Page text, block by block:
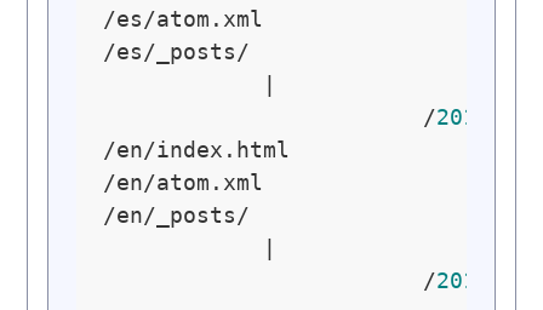
/es/atom.xml
/es/_posts/
            |
			/
2013
/en/index.html
/en/atom.xml
/en/_posts/
            |
			/
2013